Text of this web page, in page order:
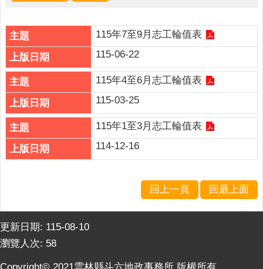
統
便
民
服
務
資
訊
公
開
交
流
相
關
115年7至9月志工輪值表
115-06-22
115年4至6月志工輪值表
115-03-25
115年1至3月志工輪值表
114-12-16
回上一頁 回最上面
更新日期: 115-08-10
瀏覽人次: 58
Copyright© 2021雲林縣斗六地政事務所 版權所有